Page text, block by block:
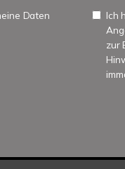
Daten
Ich
zur